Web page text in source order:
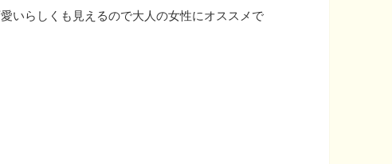
いらしくも見えるので大人の女性にオススメで